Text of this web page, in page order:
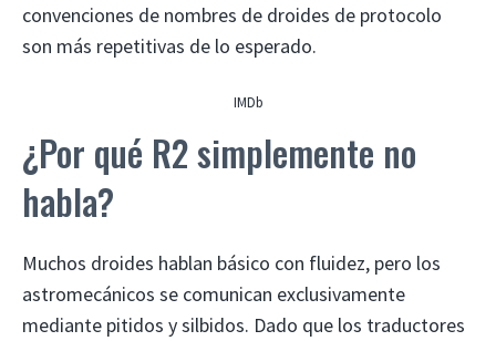
convenciones de nombres de droides de protocolo
son más repetitivas de lo esperado.
IMDb
¿Por qué R2 simplemente no
habla?
Muchos droides hablan básico con fluidez, pero los
astromecánicos se comunican exclusivamente
mediante pitidos y silbidos. Dado que los traductores